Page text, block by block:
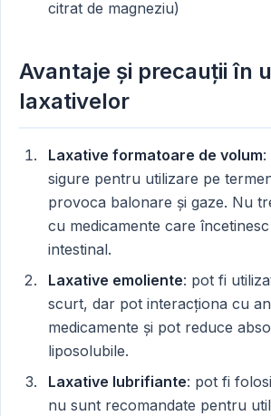
citrat de magneziu)
Avantaje și precauții în
laxativelor
Laxative formatoare de volum:
sigure pentru utilizare pe
provoca balonare și gaze. Nu
cu medicamente care
intestinal.
Laxative emoliente: pot fi
scurt, dar pot interacționa cu
medicamente și pot reduce
liposolubile.
Laxative lubrifiante: pot fi
nu sunt recomandate pentru